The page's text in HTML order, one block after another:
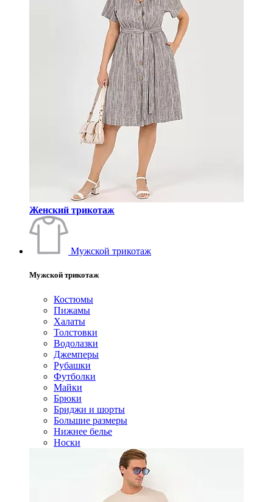
Женский трикотаж
Мужской трикотаж
Мужской трикотаж
Костюмы
Пижамы
Халаты
Толстовки
Водолазки
Джемперы
Рубашки
Футболки
Майки
Брюки
Бриджи и шорты
Большие размеры
Нижнее белье
Носки